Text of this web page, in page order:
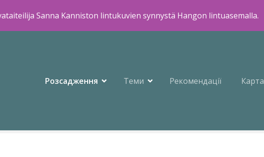
Sanna Kanniston lintukuvien synnystä Hangon lintuasemalla.
Розсадження Теми Рекомендації Карта